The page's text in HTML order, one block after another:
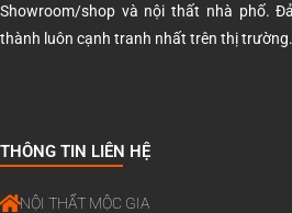
Showroom/shop và nội thất nhà phố.
thành luôn cạnh tranh nhất trên thị trường.
THÔNG TIN LIÊN HỆ
NỘI THẤT MỘC GIA